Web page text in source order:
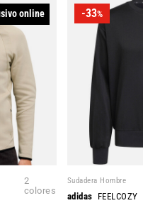
online
2
colores
-33%
Sudadera Hombre
adidas FEELCOZY